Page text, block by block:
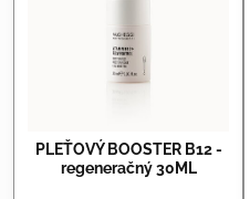
PLEŤOVÝ BOOSTER B12 -
regeneračný 30ML